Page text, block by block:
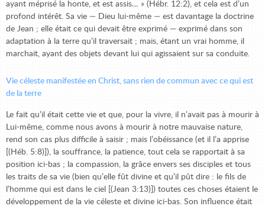
ayant méprisé la honte, et est assis… » (Hébr. 12:2), et cela est d’un
profond intérêt. Sa vie — Dieu lui-même — est davantage la doctrine
de Jean ; elle était ce qui devait être exprimé — exprimé dans son
adaptation à la terre qu’il traversait ; mais, étant un vrai homme, il
marchait, ayant des objets devant lui qui agissaient sur sa conduite.
Vie céleste manifestée en Christ, sans rien de commun avec ce qui est
de la terre
Le fait qu’il était cette vie et que, pour la vivre, il n’avait pas à mourir à
Lui-même, comme nous avons à mourir à notre mauvaise nature,
rend son cas plus difficile à saisir ; mais l’obéissance (et il l’a apprise
[(Héb. 5:8)]), la souffrance, la patience, tout cela se rapportait à sa
position ici-bas ; la compassion, la grâce envers ses disciples et tous
les traits de sa vie (bien qu’elle fût divine et qu’il pût dire : le fils de
l’homme qui est dans le ciel [(Jean 3:13)]) toutes ces choses étaient le
développement de la vie céleste et divine ici-bas. Son influence était